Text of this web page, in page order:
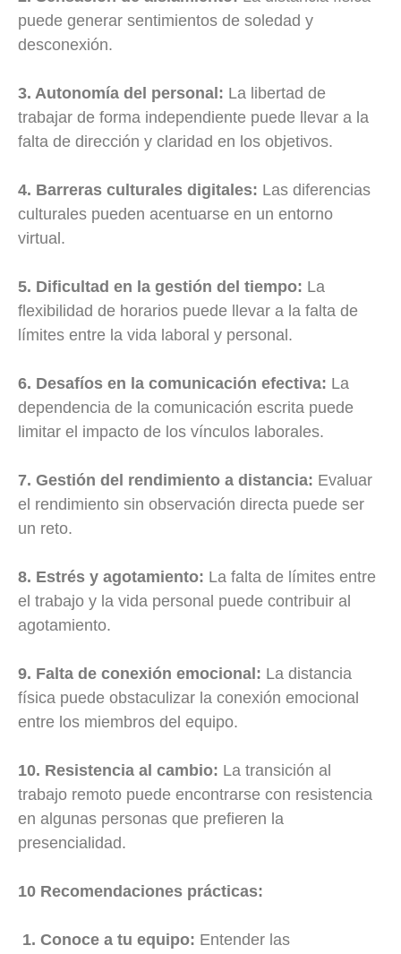
puede generar sentimientos de soledad y
desconexión.
3. Autonomía del personal: La libertad de
trabajar de forma independiente puede llevar a la
falta de dirección y claridad en los objetivos.
4. Barreras culturales digitales: Las diferencias
culturales pueden acentuarse en un entorno
virtual.
5. Dificultad en la gestión del tiempo: La
flexibilidad de horarios puede llevar a la falta de
límites entre la vida laboral y personal.
6. Desafíos en la comunicación efectiva: La
dependencia de la comunicación escrita puede
limitar el impacto de los vínculos laborales.
7. Gestión del rendimiento a distancia: Evaluar
el rendimiento sin observación directa puede ser
un reto.
8. Estrés y agotamiento: La falta de límites entre
el trabajo y la vida personal puede contribuir al
agotamiento.
9. Falta de conexión emocional: La distancia
física puede obstaculizar la conexión emocional
entre los miembros del equipo.
10. Resistencia al cambio: La transición al
trabajo remoto puede encontrarse con resistencia
en algunas personas que prefieren la
presencialidad.
10 Recomendaciones prácticas:
1. Conoce a tu equipo: Entender las